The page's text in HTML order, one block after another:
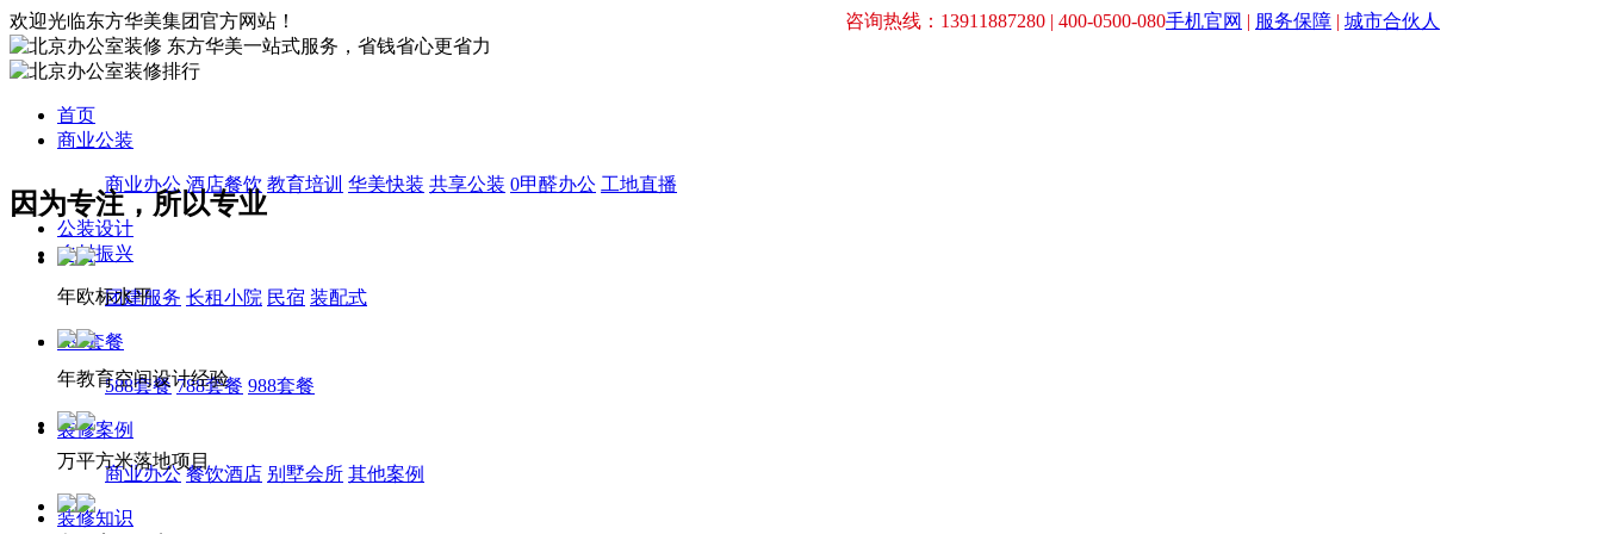
欢迎光临东方华美集团官方网站！ 咨询热线：13911887280 | 400-0500-080手机官网 | 服务保障 | 城市合伙人
东方华美一站式服务，省钱省心更省力
首页
商业公装
商业办公 酒店餐饮 教育培训 华美快装 共享公装 0甲醛办公 工地直播
公装设计
乡村振兴
团建服务 长租小院 民宿 装配式
588套餐
588套餐 788套餐 988套餐
装修案例
商业办公 餐饮酒店 别墅会所 其他案例
装修知识
因为专注，所以专业
年欧标水平
年教育空间设计经验
万平方米落地项目